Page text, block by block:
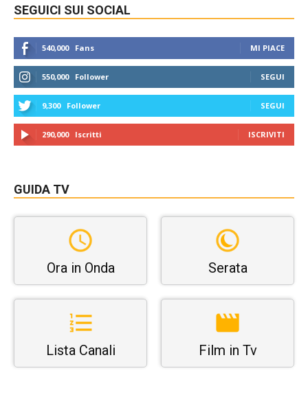
SEGUICI SUI SOCIAL
540,000 Fans MI PIACE
550,000 Follower SEGUI
9,300 Follower SEGUI
290,000 Iscritti ISCRIVITI
GUIDA TV
Ora in Onda Serata
Lista Canali Film in Tv